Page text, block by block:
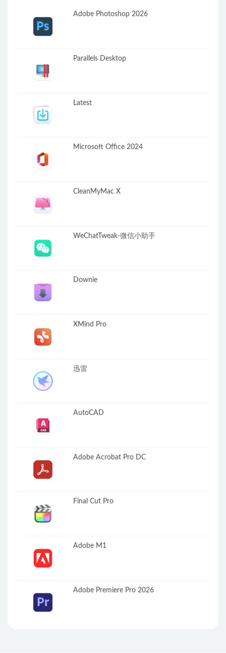
Adobe Photoshop 2026
Parallels Desktop
Latest
Microsoft Office 2024
CleanMyMac X
WeChatTweak-微信小助手
Downie
XMind Pro
迅雷
AutoCAD
Adobe Acrobat Pro DC
Final Cut Pro
Adobe M1
Adobe Premiere Pro 2026